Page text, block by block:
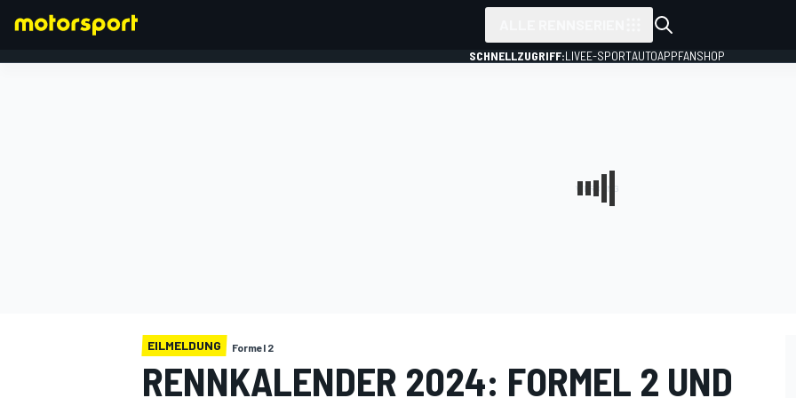
SCHNELLZUGRIFF:LIVEE-SPORTAUTOAPPFANSHOP
EILMELDUNG Formel 2
RENNKALENDER 2024: FORMEL 2 UND